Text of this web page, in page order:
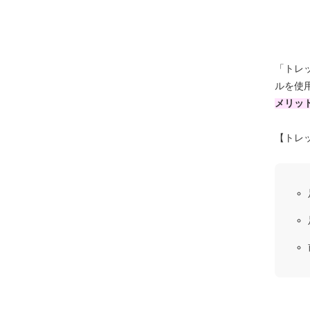
「ト
ルを使
メリッ
【ト